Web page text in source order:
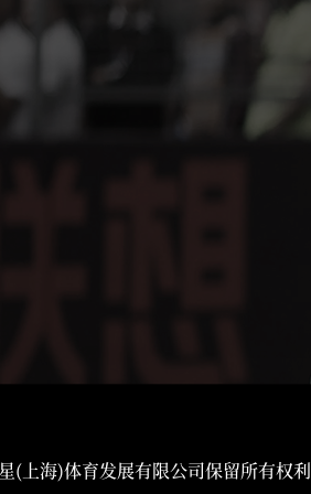
(上海)体育发展有限公司保留所有权利